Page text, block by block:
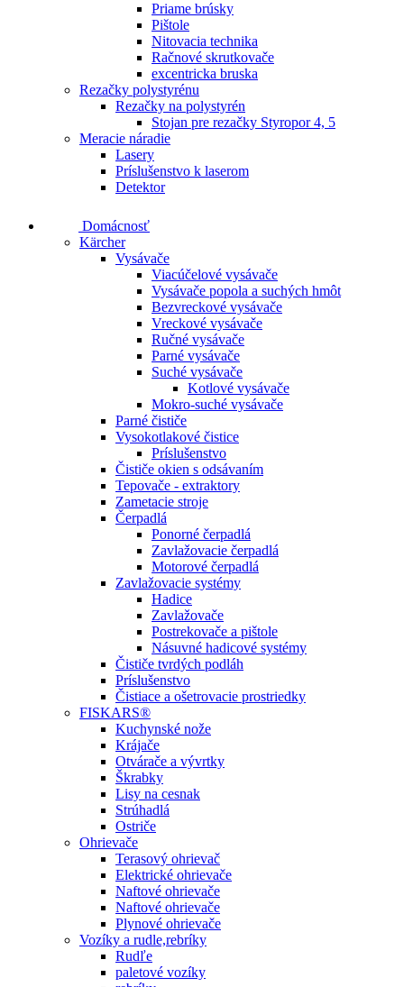
Priame brúsky
Pištole
Nitovacia technika
Račnové skrutkovače
excentricka bruska
Rezačky polystyrénu
Rezačky na polystyrén
Stojan pre rezačky Styropor 4, 5
Meracie náradie
Lasery
Príslušenstvo k laserom
Detektor
Domácnosť
Kärcher
Vysávače
Viacúčelové vysávače
Vysávače popola a suchých hmôt
Bezvreckové vysávače
Vreckové vysávače
Ručné vysávače
Parné vysávače
Suché vysávače
Kotlové vysávače
Mokro-suché vysávače
Parné čističe
Vysokotlakové čistice
Príslušenstvo
Čističe okien s odsávaním
Tepovače - extraktory
Zametacie stroje
Čerpadlá
Ponorné čerpadlá
Zavlažovacie čerpadlá
Motorové čerpadlá
Zavlažovacie systémy
Hadice
Zavlažovače
Postrekovače a pištole
Násuvné hadicové systémy
Čističe tvrdých podláh
Príslušenstvo
Čistiace a ošetrovacie prostriedky
FISKARS®
Kuchynské nože
Krájače
Otvárače a vývrtky
Škrabky
Lisy na cesnak
Strúhadlá
Ostriče
Ohrievače
Terasový ohrievač
Elektrické ohrievače
Naftové ohrievače
Naftové ohrievače
Plynové ohrievače
Vozíky a rudle,rebríky
Rudľe
paletové vozíky